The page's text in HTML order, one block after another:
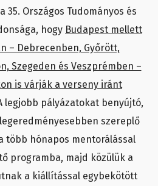
Országos Tudományos és
hogy Budapest mellett
– Debrecenben, Győrött,
Szegeden és Veszprémben –
is várják a verseny iránt
legjobb pályázatokat benyújtó,
szereplő
több hónapos mentorálással
programba, majd közülük a
a kiállítással egybekötött